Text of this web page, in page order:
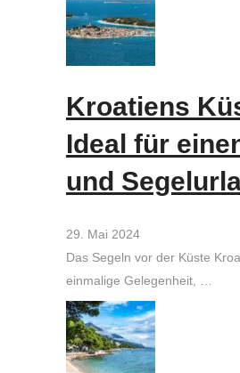
Kroatiens
Ideal für
und
29. Mai 2024
Das Segeln vor der Küste
einmalige Gelegenheit, …